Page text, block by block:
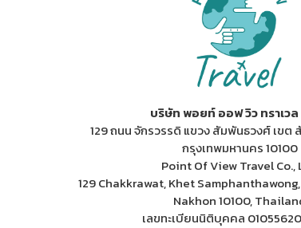
บริษัท พอยท์ ออฟ วิว ทราเว
129 ถนน จักรวรรดิ แขวง สัมพันธวงศ์ เขต
กรุงเทพมหานคร 10100
Point Of View Travel Co.,
129 Chakkrawat, Khet
Nakhon 10100,
เลขทะเบียนนิติบุคคล